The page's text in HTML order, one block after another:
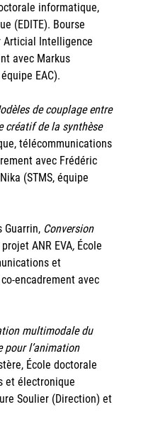
informatique,
(EDITE). Bourse
Articial Intelligence
avec Markus
EAC).
de couplage entre
créatif de la synthèse
télécommunications
avec Frédéric
(STMS, équipe
Guarrin, Conversion
projet ANR EVA, École
et
encadrement avec
multimodale du
pour l’animation
École doctorale
et électronique
Soulier (Direction) et